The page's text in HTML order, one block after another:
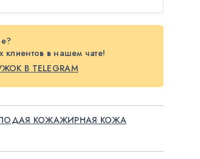
клиентов в нашем чате!
В TELEGRAM
КОЖАЖИРНАЯ КОЖА